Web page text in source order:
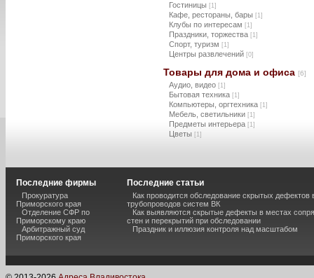
Гостиницы [1]
Кафе, рестораны, бары [1]
Клубы по интересам [1]
Праздники, торжества [1]
Спорт, туризм [1]
Центры развлечений [0]
Товары для дома и офиса [6]
Аудио, видео [1]
Бытовая техника [1]
Компьютеры, оргтехника [1]
Мебель, светильники [1]
Предметы интерьера [1]
Цветы [1]
Последние фирмы
Прокуратура
Приморского края
Отделение СФР по
Приморскому краю
Арбитражный суд
Приморского края
Последние статьи
Как проводится обследование скрытых дефектов
трубопроводов систем ВК
Как выявляются скрытые дефекты в местах
стен и перекрытий при обследовании
Праздник и иллюзия контроля над масштабом